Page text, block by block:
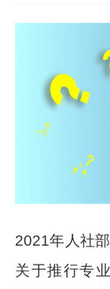
2021年人社
关于推行专